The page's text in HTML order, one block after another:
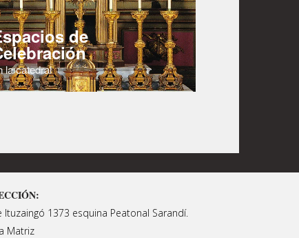
Ituzaingó 1373 esquina Peatonal Sarandí.
Matriz